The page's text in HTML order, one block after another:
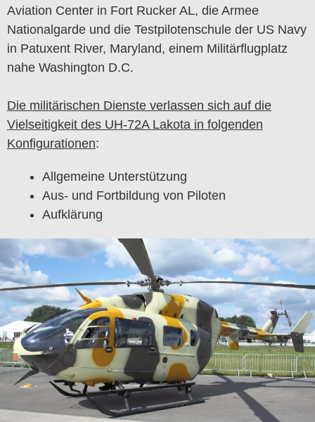
Aviation Center in Fort Rucker AL, die Armee
Nationalgarde und die Testpilotenschule der US Navy
in Patuxent River, Maryland, einem Militärflugplatz
nahe Washington D.C.
Die militärischen Dienste verlassen sich auf die
Vielseitigkeit des UH-72A Lakota in folgenden
Konfigurationen:
Allgemeine Unterstützung
Aus- und Fortbildung von Piloten
Aufklärung